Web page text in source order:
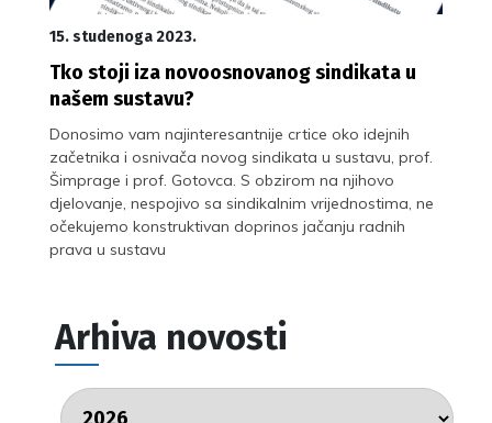
15. studenoga 2023.
Tko stoji iza novoosnovanog sindikata u
našem sustavu?
Donosimo vam najinteresantnije crtice oko idejnih
začetnika i osnivača novog sindikata u sustavu, prof.
Šimprage i prof. Gotovca. S obzirom na njihovo
djelovanje, nespojivo sa sindikalnim vrijednostima, ne
očekujemo konstruktivan doprinos jačanju radnih
prava u sustavu
Arhiva novosti